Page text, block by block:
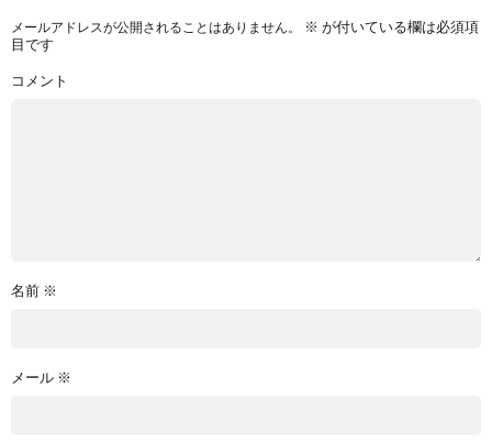
メールアドレスが公開されることはありません。 ※ が付いている欄は必須項
目です
コメント
名前 ※
メール ※